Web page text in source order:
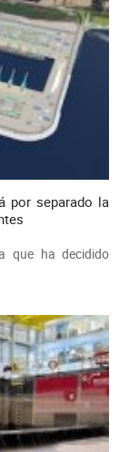
por separado la
que ha decidido